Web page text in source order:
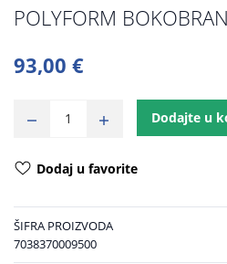
POLYFORM
93,00 €
Dodajte u
Dodaj u favorite
ŠIFRA PROIZVODA
7038370009500